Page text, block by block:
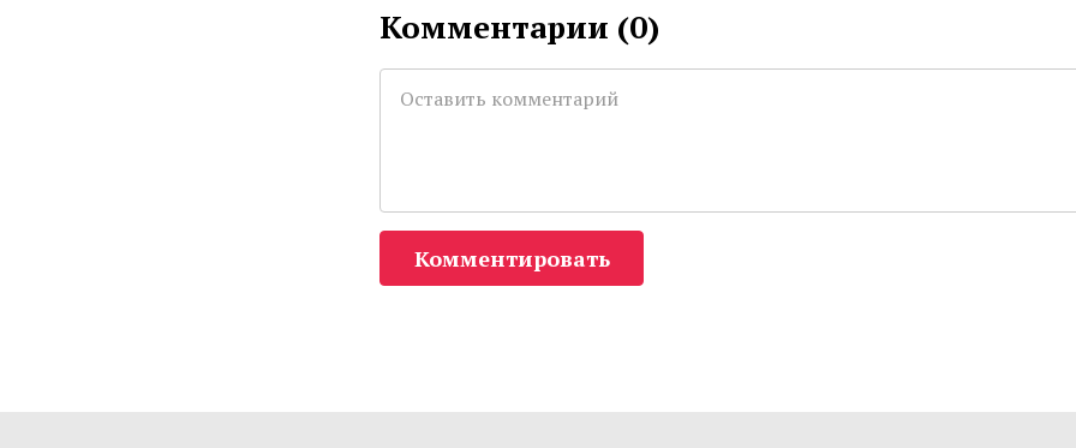
Комментарии (0)
Комментировать